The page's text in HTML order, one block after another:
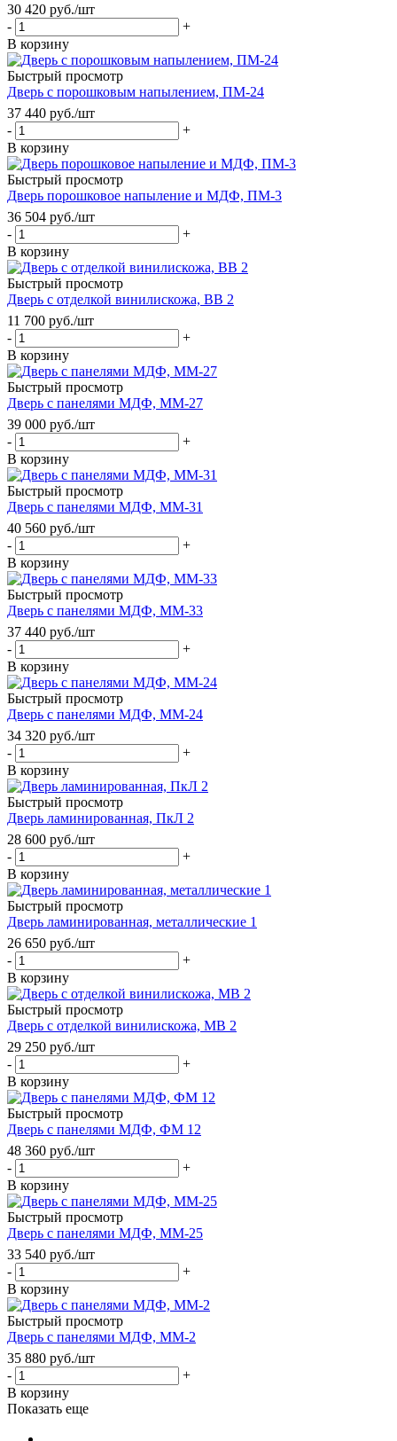
30 420 руб./шт
-
+
В корзину
Быстрый просмотр
Дверь с порошковым напылением, ПМ-24
37 440 руб./шт
-
+
В корзину
Быстрый просмотр
Дверь порошковое напыление и МДФ, ПМ-3
36 504 руб./шт
-
+
В корзину
Быстрый просмотр
Дверь с отделкой винилискожа, ВВ 2
11 700 руб./шт
-
+
В корзину
Быстрый просмотр
Дверь с панелями МДФ, ММ-27
39 000 руб./шт
-
+
В корзину
Быстрый просмотр
Дверь с панелями МДФ, ММ-31
40 560 руб./шт
-
+
В корзину
Быстрый просмотр
Дверь с панелями МДФ, ММ-33
37 440 руб./шт
-
+
В корзину
Быстрый просмотр
Дверь с панелями МДФ, ММ-24
34 320 руб./шт
-
+
В корзину
Быстрый просмотр
Дверь ламинированная, ПкЛ 2
28 600 руб./шт
-
+
В корзину
Быстрый просмотр
Дверь ламинированная, металлические 1
26 650 руб./шт
-
+
В корзину
Быстрый просмотр
Дверь с отделкой винилискожа, МВ 2
29 250 руб./шт
-
+
В корзину
Быстрый просмотр
Дверь с панелями МДФ, ФМ 12
48 360 руб./шт
-
+
В корзину
Быстрый просмотр
Дверь с панелями МДФ, ММ-25
33 540 руб./шт
-
+
В корзину
Быстрый просмотр
Дверь с панелями МДФ, ММ-2
35 880 руб./шт
-
+
В корзину
Показать еще